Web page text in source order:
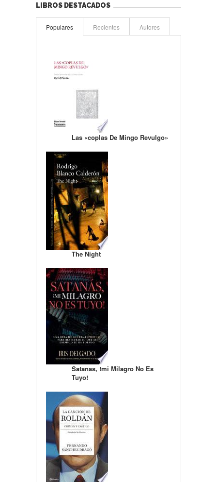
LIBROS DESTACADOS
Populares Recientes Autores
Las «coplas De Mingo Revulgo»
The Night
Satanas, !mi Milagro No Es
Tuyo!